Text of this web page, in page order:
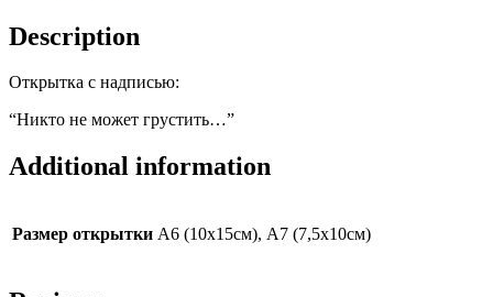
Description
Открытка с надписью:
“Никто не может грустить…”
Additional information
Размер открытки А6 (10х15см), А7 (7,5х10см)